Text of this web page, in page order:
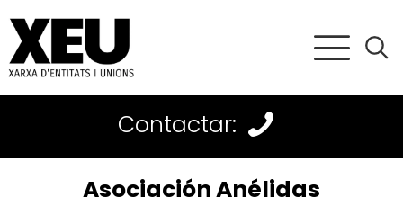
Contactar:
Asociación Anélidas